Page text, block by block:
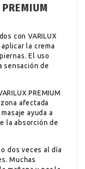
con VARILUX
aplicar la crema
El uso
sensación de
PREMIUM
afectada
ayuda a
la absorción de
dos veces al día
Muchas